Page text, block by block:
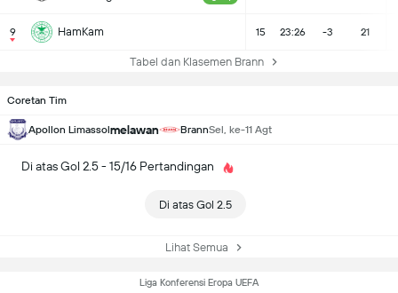
9 HamKam 15 23:26 -3 21
Tabel dan Klasemen Brann
Coretan Tim
Apollon Limassolmelawan BrannSel, ke-11 Agt
Di atas Gol 2.5 - 15/16 Pertandingan
Di atas Gol 2.5
Lihat Semua
Liga Konferensi Eropa UEFA